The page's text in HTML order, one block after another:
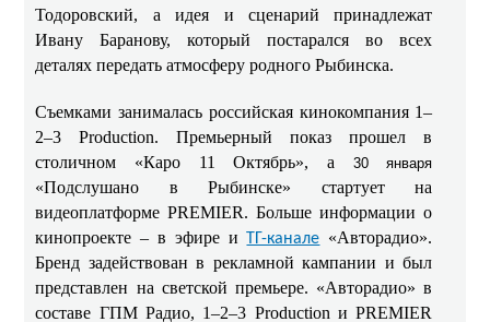
Тодоровский, а идея и сценарий принадлежат
Ивану Баранову, который постарался во всех
деталях передать атмосферу родного Рыбинска.
Съемками занималась российская кинокомпания 1–
2–3 Production. Премьерный показ прошел в
столичном «Каро 11 Октябрь», а 30 января
«Подслушано в Рыбинске» стартует на
видеоплатформе PREMIER. Больше информации о
кинопроекте – в эфире иТГ-канале «Авторадио».
Бренд задействован в рекламной кампании и был
представлен на светской премьере. «Авторадио» в
составе ГПМ Радио, 1–2–3 Production и PREMIER